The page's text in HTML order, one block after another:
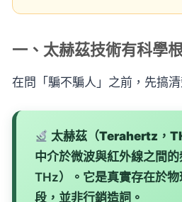
一、太赫茲技術有科學
在問「騙不騙人」之前，先搞
太赫茲（Terahertz，
中介於微波與紅外線之間
THz）。它是真實存在於
段，並非行銷造詞。